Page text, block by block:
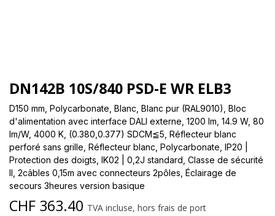
DN142B 10S/840 PSD-E WR ELB3
D150 mm, Polycarbonate, Blanc, Blanc pur (RAL9010), Bloc
d'alimentation avec interface DALI externe, 1200 lm, 14.9 W, 80
lm/W, 4000 K, (0.380,0.377) SDCM≦5, Réflecteur blanc
perforé sans grille, Réflecteur blanc, Polycarbonate, IP20 |
Protection des doigts, IK02 | 0,2J standard, Classe de sécurité
II, 2câbles 0,15m avec connecteurs 2pôles, Éclairage de
secours 3heures version basique
CHF 363.40 TVA incluse, hors frais de port